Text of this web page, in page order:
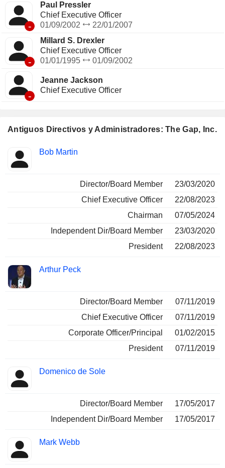
Antiguos Directivos y Administradores: The Gap, Inc.
Insider
Funciones
Bob Martin
Director/Board Member
23/03/2020
Chief Executive Officer
22/08/2023
Chairman
07/05/2024
Independent Dir/Board Member
23/03/2020
President
22/08/2023
Arthur Peck
Director/Board Member
07/11/2019
Chief Executive Officer
07/11/2019
Corporate Officer/Principal
01/02/2015
President
07/11/2019
Domenico de Sole
Director/Board Member
17/05/2017
Independent Dir/Board Member
17/05/2017
Mark Webb
-
Paul Pressler
Chief Executive Officer
01/09/2002
22/01/2007
-
Millard S. Drexler
Chief Executive Officer
01/01/1995
01/09/2002
-
Jeanne Jackson
Chief Executive Officer